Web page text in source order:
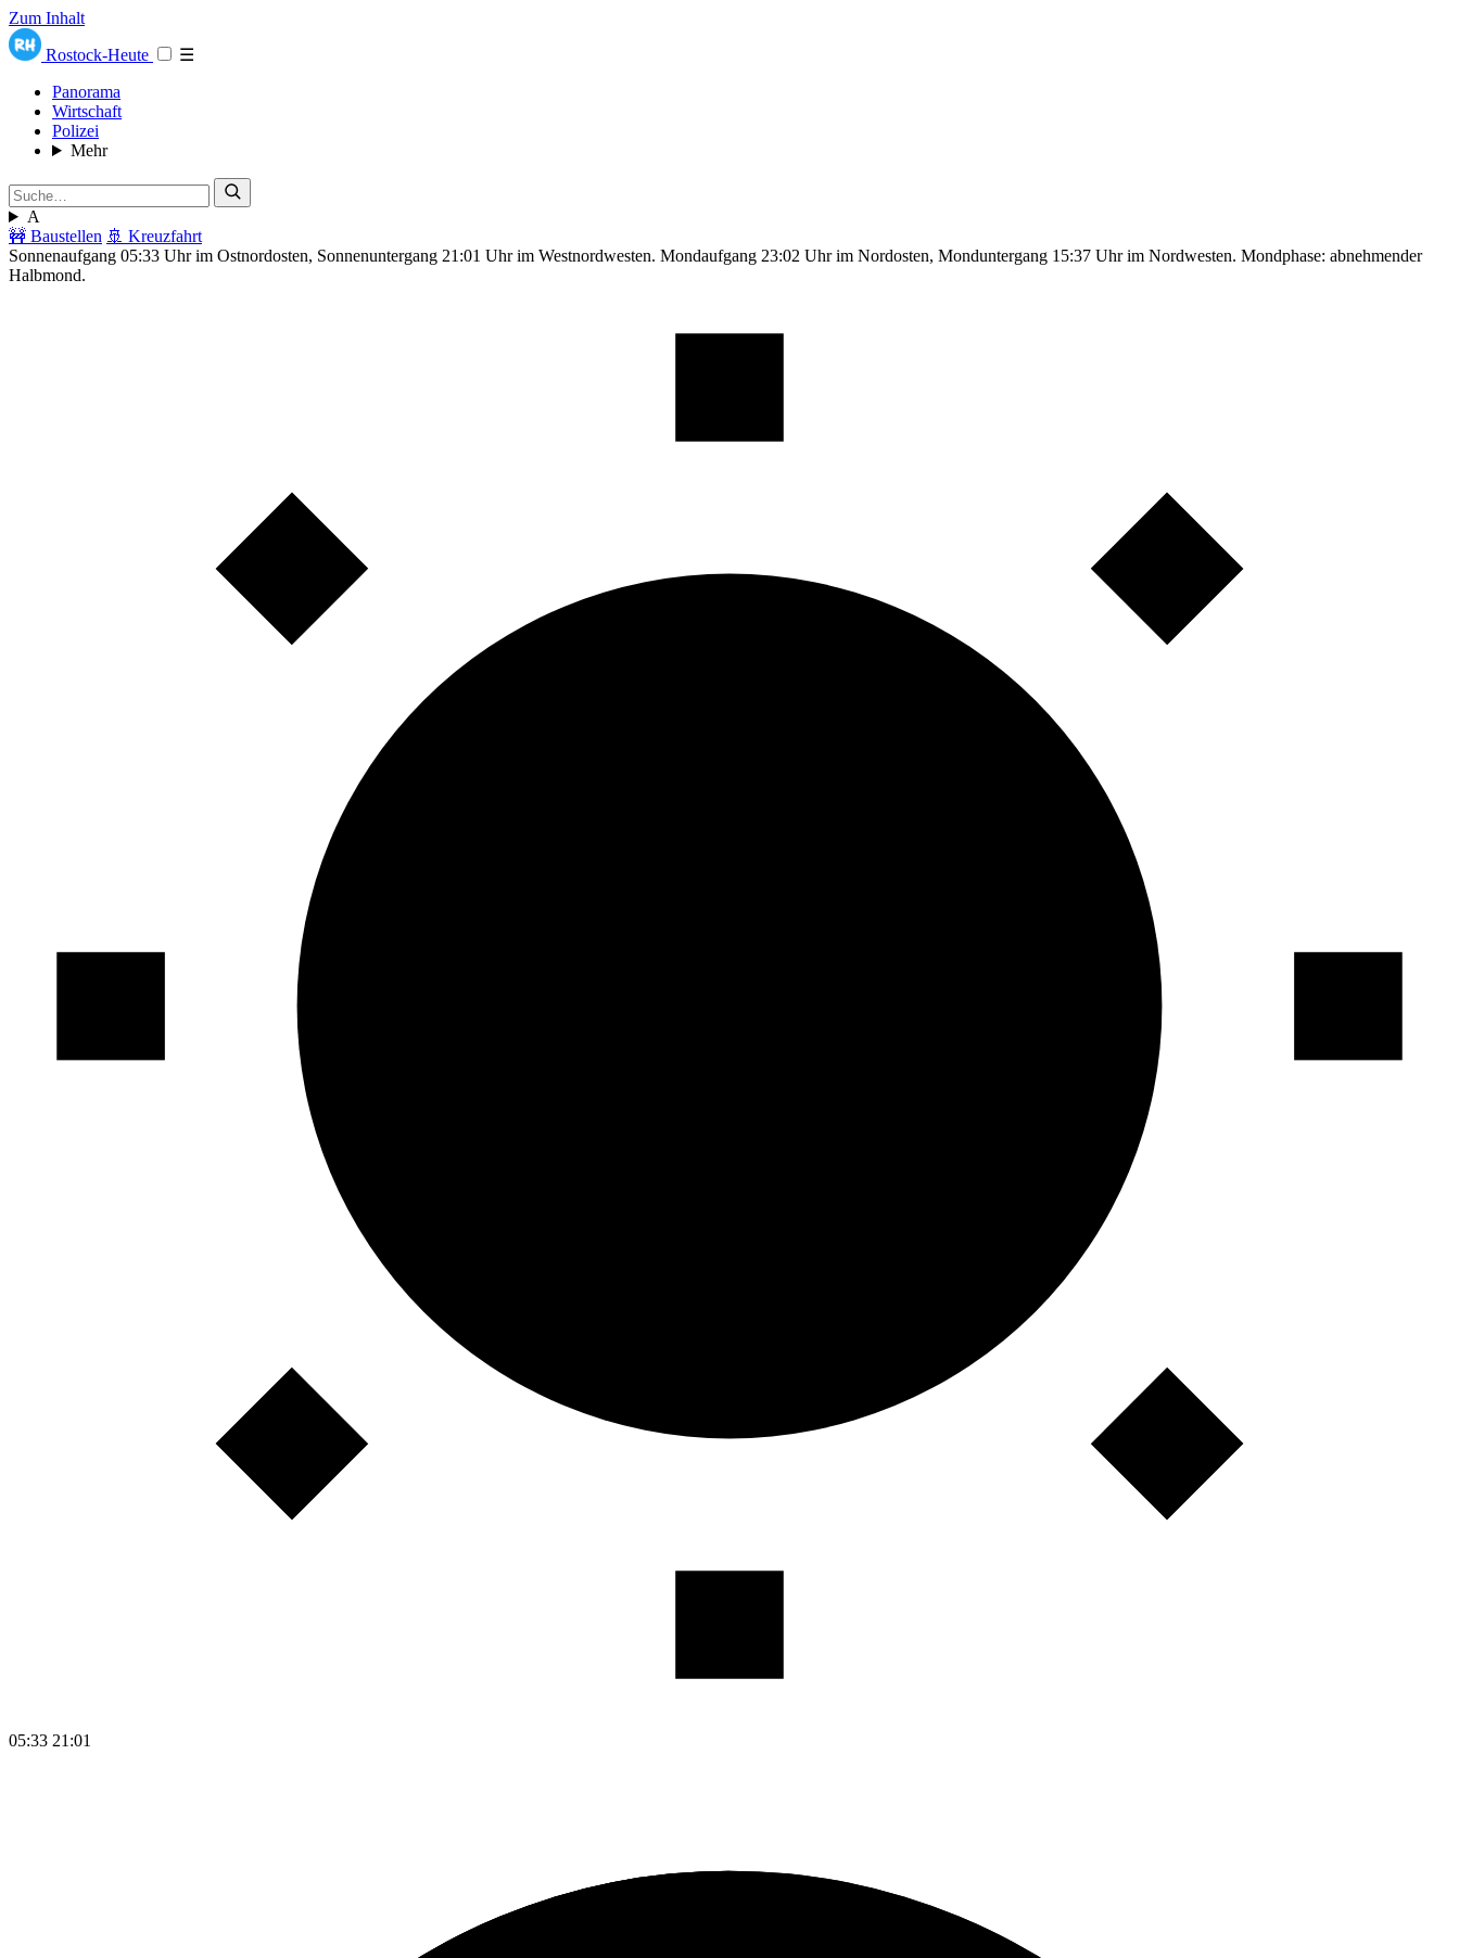
Zum Inhalt
Rostock-Heute
☰
Panorama
Wirtschaft
Polizei
Mehr
A
🚧 Baustellen 🚢 Kreuzfahrt
Sonnenaufgang 05:33 Uhr im Ostnordosten, Sonnenuntergang 21:01 Uhr im Westnordwesten. Mondaufgang 23:02 Uhr im Nordosten, Monduntergang 15:37 Uhr im Nordwesten. Mondphase: abnehmender
Halbmond.
05:33 21:01